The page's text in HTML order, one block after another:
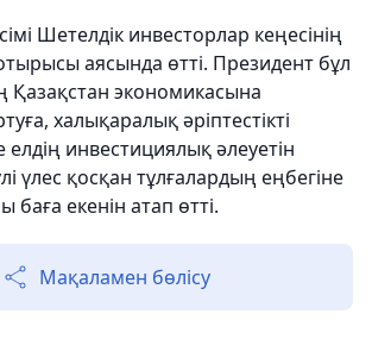
Шетелдік инвесторлар кеңесінің
аясында өтті. Президент бұл
Қазақстан экономикасына
халықаралық әріптестікті
елдің инвестициялық әлеуетін
үлес қосқан тұлғалардың еңбегіне
баға екенін атап өтті.
Мақаламен бөлісу